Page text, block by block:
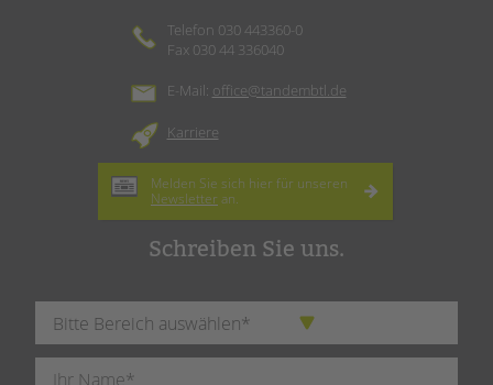
Telefon 030 443360-0
Fax 030 44 336040
E-Mail: office@tandembtl.de
Karriere
Melden Sie sich hier für unseren
Newsletter an.
Schreiben Sie uns.